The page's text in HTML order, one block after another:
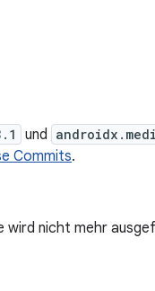
und
Commits.
wird nicht mehr